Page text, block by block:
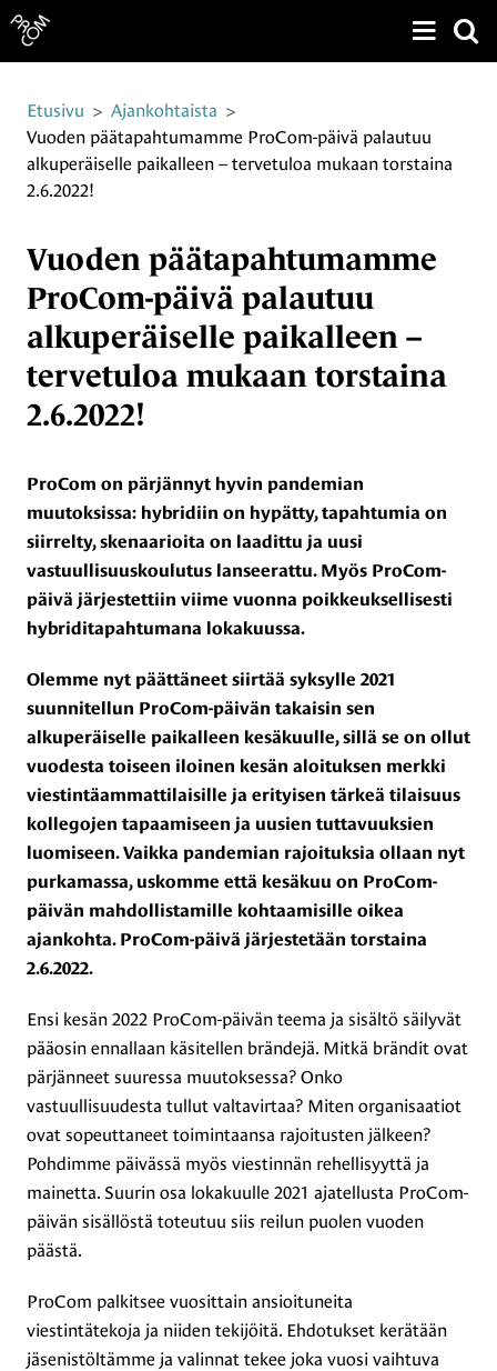
Näytä
Etusivu > Ajankohtaista >
Vuoden päätapahtumamme ProCom-päivä palautuu
alkuperäiselle paikalleen – tervetuloa mukaan torstaina
2.6.2022!
Vuoden päätapahtumamme
ProCom-päivä palautuu
alkuperäiselle paikalleen –
tervetuloa mukaan torstaina
2.6.2022!
ProCom on pärjännyt hyvin pandemian
muutoksissa: hybridiin on hypätty, tapahtumia on
siirrelty, skenaarioita on laadittu ja uusi
vastuullisuuskoulutus lanseerattu. Myös ProCom-
päivä järjestettiin viime vuonna poikkeuksellisesti
hybriditapahtumana lokakuussa.
Olemme nyt päättäneet siirtää syksylle 2021
suunnitellun ProCom-päivän takaisin sen
alkuperäiselle paikalleen kesäkuulle, sillä se on ollut
vuodesta toiseen iloinen kesän aloituksen merkki
viestintäammattilaisille ja erityisen tärkeä tilaisuus
kollegojen tapaamiseen ja uusien tuttavuuksien
luomiseen. Vaikka pandemian rajoituksia ollaan nyt
purkamassa, uskomme että kesäkuu on ProCom-
päivän mahdollistamille kohtaamisille oikea
ajankohta. ProCom-päivä järjestetään torstaina
2.6.2022.
Ensi kesän 2022 ProCom-päivän teema ja sisältö säilyvät
pääosin ennallaan käsitellen brändejä. Mitkä brändit ovat
pärjänneet suuressa muutoksessa? Onko
vastuullisuudesta tullut valtavirtaa? Miten organisaatiot
ovat sopeuttaneet toimintaansa rajoitusten jälkeen?
Pohdimme päivässä myös viestinnän rehellisyyttä ja
mainetta. Suurin osa lokakuulle 2021 ajatellusta ProCom-
päivän sisällöstä toteutuu siis reilun puolen vuoden
päästä.
ProCom palkitsee vuosittain ansioituneita
viestintätekoja ja niiden tekijöitä. Ehdotukset kerätään
jäsenistöltämme ja valinnat tekee joka vuosi vaihtuva